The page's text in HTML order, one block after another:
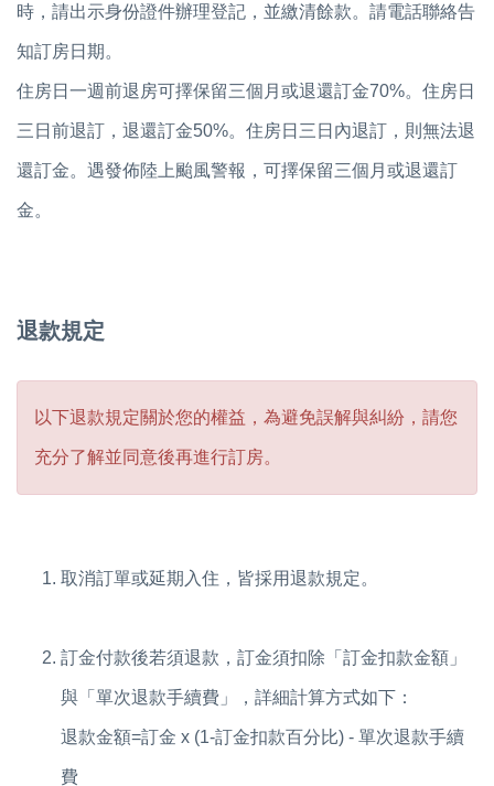
時，請出示身份證件辦理登記，並繳清餘款。請電話聯絡告
知訂房日期。
住房日一週前退房可擇保留三個月或退還訂金70%。住房日
三日前退訂，退還訂金50%。住房日三日內退訂，則無法退
還訂金。遇發佈陸上颱風警報，可擇保留三個月或退還訂
金。
退款規定
以下退款規定關於您的權益，為避免誤解與糾紛，請您
充分了解並同意後再進行訂房。
取消訂單或延期入住，皆採用退款規定。
訂金付款後若須退款，訂金須扣除「訂金扣款金額」
與「單次退款手續費」，詳細計算方式如下：
退款金額=訂金 x (1-訂金扣款百分比) - 單次退款手續
費